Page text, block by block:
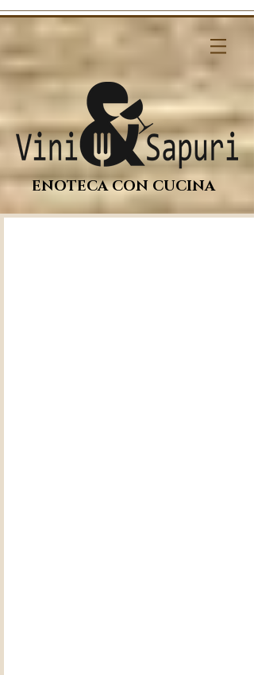
ENOTECA CON CUCINA